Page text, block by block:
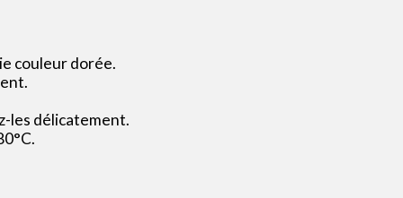
couleur dorée.
les délicatement.